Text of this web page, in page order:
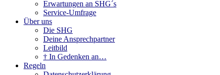
Erwartungen an SHG´s
Service-Umfrage
Über uns
Die SHG
Deine Ansprechpartner
Leitbild
† In Gedenken an…
Regeln